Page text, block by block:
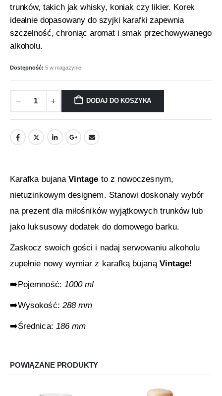
trunków, takich jak whisky, koniak czy likier. Korek
idealnie dopasowany do szyjki karafki zapewnia
szczelność, chroniąc aromat i smak przechowywanego
alkoholu.
Dostępność: 5 w magazynie
DODAJ DO KOSZYKA
Karafka bujanaVintage to z nowoczesnym,
nietuzinkowym designem. Stanowi doskonały wybór
na prezent dla miłośników wyjątkowych trunków lub
jako luksusowy dodatek do domowego barku.
Zaskocz swoich gości i nadaj serwowaniu alkoholu
zupełnie nowy wymiar z karafką bujaną Vintage!
➡️Pojemność: 1000 ml
➡️Wysokość: 288 mm
➡️Średnica: 186 mm
POWIĄZANE PRODUKTY